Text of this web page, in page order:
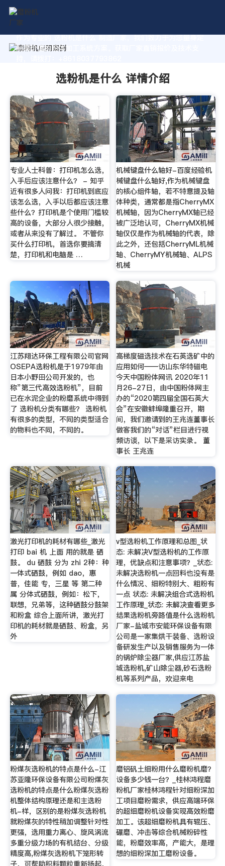
作为专业的 选粉机是什么 制造厂家，我们致力于为您量身定
制高价值的粉体加工系统方案。获取厂家直销报价及技术支
选粉机是什么 详情介绍
专业人士科普：打印机怎么选，
入手后应该注意什么？ - 知乎
近有很多人问我：打印机到底应
该怎么选，入手以后都应该注意
些什么？打印机是个使用门槛较
高的设备，大部分人很少接触，
或者从来没有了解过。 不管你
买什么打印机，首选你要搞清
楚，打印机和电脑是 …
机械键盘什么轴好-百度经验机
械键盘什么轴好,作为机械键盘
的核心组件轴，若不特意提及轴
体种类，通常都是指CherryMX
机械轴，因为CherryMX轴已经
被广泛地认可，CherryMX机械
轴仅仅是作为机械轴的代表，除
此之外，还包括CherryML机械
轴、CherryMY机械轴、ALPS
机械
江苏翔达环保工程有限公司官网
OSEPA选粉机是于1979年由
日本小野田公司开发的，也
称”第三代高效选粉机”，目前
已在水泥企业的粉磨系统中得到
了 选粉机分类有哪些？ 选粉机
有很多的类型，不同的类型适合
的物料也不同，不同的。
高梯度磁选技术在石英选矿中的
应用如何——访山东华特磁电
今天中国粉体网讯 2020年11
月26-27日，由中国粉体网主
办的“2020第四届全国石英大
会”在安徽蚌埠隆重召开，期
间，我们邀请到的王兆连董事长
做客我们的“对话”栏目进行视
频访谈，以下是采访实录。 董
事长 王兆连
激光打印机的耗材有哪些_激光
打印 bai 机 上面 用的就是 硒
鼓。 du 硒鼓 分为 zhi 2种：种
一体式硒鼓，例如 dao，惠
普，佳能 专，三星 等 第二种
属 分体式硒鼓，例如：松下，
联想，兄弟等，这种硒鼓分鼓架
和粉盒 综合上面所讲，激光打
印机的耗材就是硒鼓、粉盒，另
外
v型选粉机工作原理和总图_状
态: 未解决V型选粉机的工作原
理，优缺点和注意事项？_状态:
未解决选粉机一点回料也没有是
什么情况、细粉特别大、粗粉有
一点 状态: 未解决组合式选粉机
工作原理_状态: 未解决查看更多
结果选粉机旁路值是什么选粉机
厂家-盐城市安能环保设备有限
公司是一家集烘干装备、选粉设
备研发生产以及销售服务为一体
的锅炉除尘器厂家,供应江苏盐
城选粉机,矿山除尘器,砂石选粉
机等系列产品，欢迎来电
粉煤灰选粉机的特点是什么-江
苏亚隆环保设备有限公司粉煤灰
选粉机的特点是什么粉煤灰选粉
机整体结构原理还是和主选粉
机-样，区别的是粉煤灰选粉机
就粉煤灰的特性稍加调整针对性
更强，选用重力离心、旋风涡流
多重分级力场的有机结台、分级
精度高,粉煤灰选粉机下笼形转
磨铝矾土细粉用什么磨粉机磨？
设备多少钱一台？_桂林鸿程磨
粉机厂家桂林鸿程针对细粉深加
工项目磨粉需求，供应高端环保
的超细磨粉机设备实现高效粉磨
加工。该超细磨粉机具有辊压、
碾磨、冲击等综合机械粉碎性
能，粉磨效率高，产能大，是理
想的细粉深加工磨粉设备。